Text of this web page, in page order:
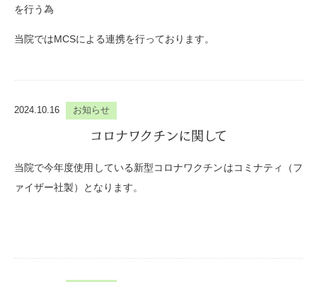
を行う為
当院ではMCSによる連携を行っております。
2024.10.16 お知らせ
コロナワクチンに関して
当院で今年度使用している新型コロナワクチンはコミナティ（フ
ァイザー社製）となります。